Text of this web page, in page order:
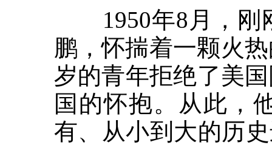
1950年8月，刚
鹏，怀揣着一颗火
岁的青年拒绝了美
国的怀抱。从此，
有、从小到大的历